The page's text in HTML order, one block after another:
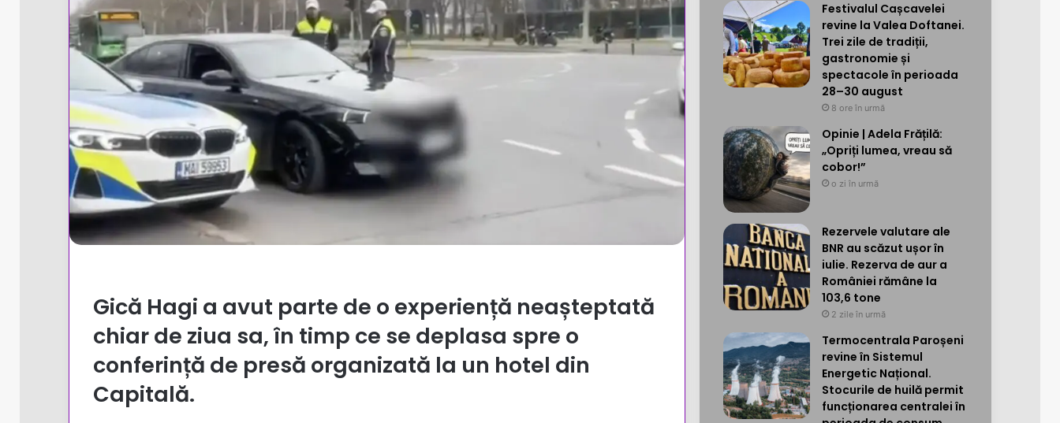
Gică Hagi a avut parte de o experiență neașteptată
chiar de ziua sa, în timp ce se deplasa spre o
conferință de presă organizată la un hotel din
Capitală.
Festivalul Cașcavelei
revine la Valea Doftanei.
Trei zile de tradiții,
gastronomie și
spectacole în perioada
28–30 august
8 ore în urmă
Opinie | Adela Frățilă:
„Opriți lumea, vreau să
cobor!”
o zi în urmă
Rezervele valutare ale
BNR au scăzut ușor în
iulie. Rezerva de aur a
României rămâne la
103,6 tone
2 zile în urmă
Termocentrala Paroșeni
revine în Sistemul
Energetic Național.
Stocurile de huilă permit
funcționarea centralei în